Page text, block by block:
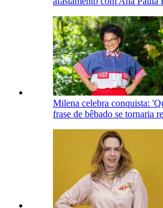
Milena celebra conquista:
frase de bêbado se tornaria